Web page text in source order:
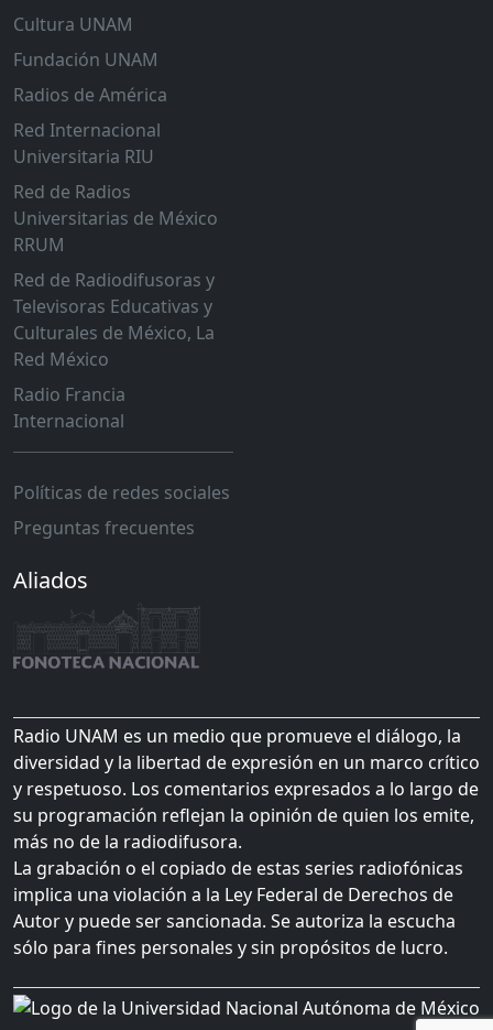
Cultura UNAM
Fundación UNAM
Radios de América
Red Internacional
Universitaria RIU
Red de Radios
Universitarias de México
RRUM
Red de Radiodifusoras y
Televisoras Educativas y
Culturales de México, La
Red México
Radio Francia
Internacional
Políticas de redes sociales
Preguntas frecuentes
Aliados
Radio UNAM es un medio que promueve el diálogo, la
diversidad y la libertad de expresión en un marco crítico
y respetuoso. Los comentarios expresados a lo largo de
su programación reflejan la opinión de quien los emite,
más no de la radiodifusora.
La grabación o el copiado de estas series radiofónicas
implica una violación a la Ley Federal de Derechos de
Autor y puede ser sancionada. Se autoriza la escucha
sólo para fines personales y sin propósitos de lucro.